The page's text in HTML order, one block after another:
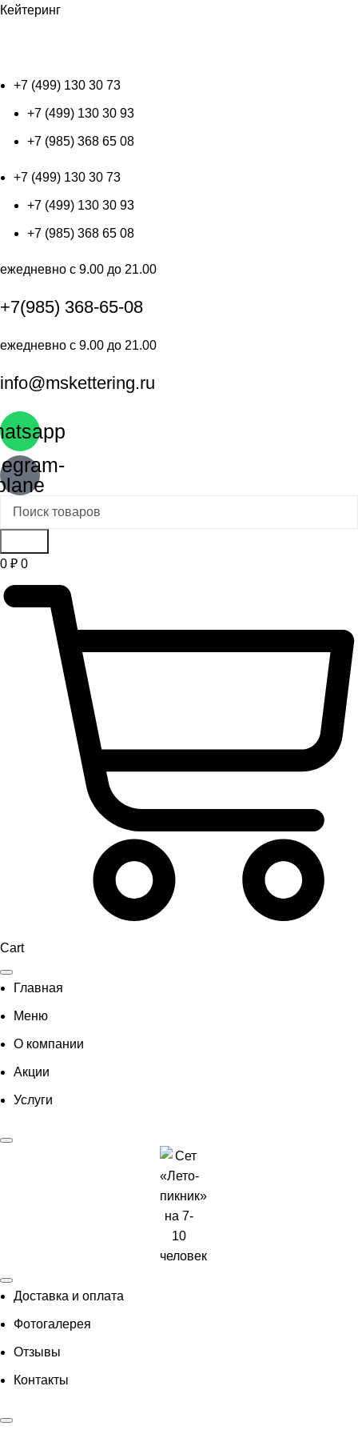
Кейтеринг
+7 (499) 130 30 73
+7 (499) 130 30 93
+7 (985) 368 65 08
+7 (499) 130 30 73
+7 (499) 130 30 93
+7 (985) 368 65 08
ежедневно с 9.00 до 21.00
+7(985) 368-65-08
ежедневно с 9.00 до 21.00
info@mskettering.ru
0 ₽ 0
Cart
Главная
Меню
О компании
Акции
Услуги
Доставка и оплата
Фотогалерея
Отзывы
Контакты